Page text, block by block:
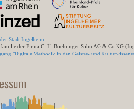
Stadt Ingelheim
der Firma C. H. Boehringer Sohn AG & Co.KG
"Digitale Methodik in den Geistes- und